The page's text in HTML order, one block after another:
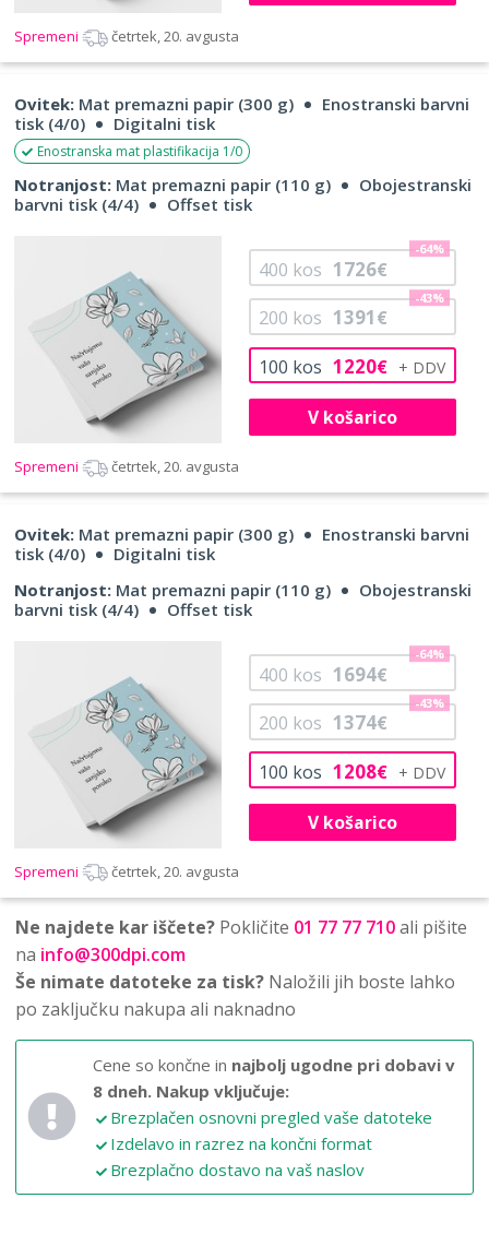
Spremeni četrtek, 20. avgusta
Ovitek: Mat premazni papir (300 g)
Enostranski barvni
tisk (4/0)
Digitalni tisk
Enostranska mat plastifikacija 1/0
Notranjost: Mat premazni papir (110 g)
Obojestranski
barvni tisk (4/4)
Offset tisk
100 kos 1220€
200 kos 1391€
-43%
400 kos 1726€
-64%
V košarico
Spremeni četrtek, 20. avgusta
Ovitek: Mat premazni papir (300 g)
Enostranski barvni
tisk (4/0)
Digitalni tisk
Notranjost: Mat premazni papir (110 g)
Obojestranski
barvni tisk (4/4)
Offset tisk
100 kos 1208€
200 kos 1374€
-43%
400 kos 1694€
-64%
V košarico
Spremeni četrtek, 20. avgusta
Ne najdete kar iščete? Pokličite 01 77 77 710ali pišite
na info@300dpi.com
Še nimate datoteke za tisk? Naložili jih boste lahko
po zaključku nakupa ali naknadno
Cene so končne in najbolj ugodne pri dobavi v
8 dneh. Nakup vključuje:
Brezplačen osnovni pregled vaše datoteke
Izdelavo in razrez na končni format
Brezplačno dostavo na vaš naslov